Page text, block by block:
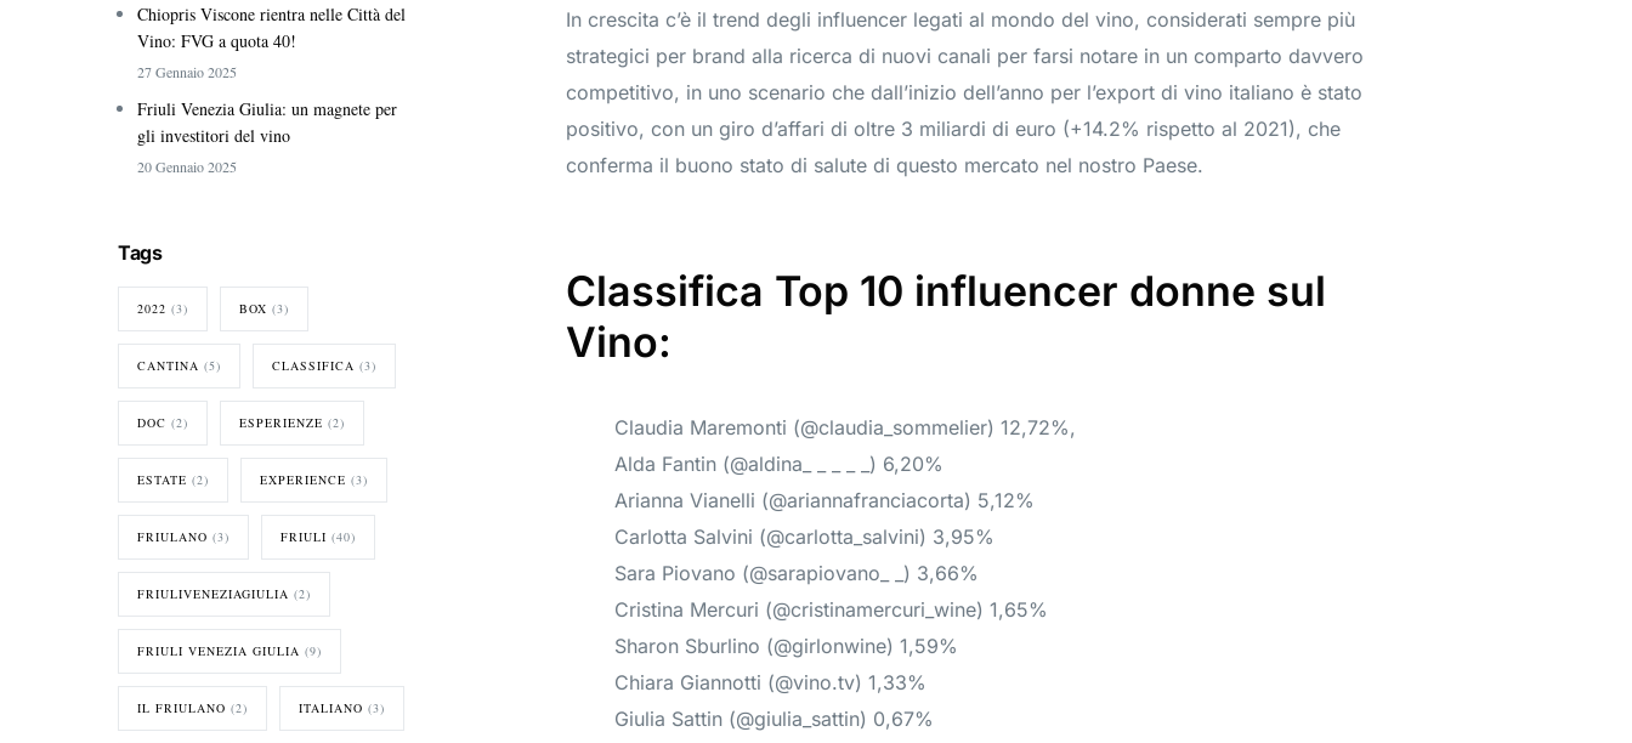
In crescita c’è il trend degli influencer legati al mondo del vino, considerati sempre più
strategici per brand alla ricerca di nuovi canali per farsi notare in un comparto davvero
competitivo, in uno scenario che dall’inizio dell’anno per l’export di vino italiano è stato
positivo, con un giro d’affari di oltre 3 miliardi di euro (+14.2% rispetto al 2021), che
conferma il buono stato di salute di questo mercato nel nostro Paese.
Classifica Top 10 influencer donne sul
Vino:
Claudia Maremonti (@claudia_sommelier) 12,72%,
Alda Fantin (@aldina_ _ _ _ _) 6,20%
Arianna Vianelli (@ariannafranciacorta) 5,12%
Carlotta Salvini (@carlotta_salvini) 3,95%
Sara Piovano (@sarapiovano_ _) 3,66%
Cristina Mercuri (@cristinamercuri_wine) 1,65%
Sharon Sburlino (@girlonwine) 1,59%
Chiara Giannotti (@vino.tv) 1,33%
Giulia Sattin (@giulia_sattin) 0,67%
Chiopris Viscone rientra nelle Città del
Vino: FVG a quota 40!
27 Gennaio 2025
Friuli Venezia Giulia: un magnete per
gli investitori del vino
20 Gennaio 2025
Tags
2022 (3) BOX (3)
CANTINA (5) CLASSIFICA (3)
DOC (2) ESPERIENZE (2)
ESTATE (2) EXPERIENCE (3)
FRIULANO (3) FRIULI (40)
FRIULIVENEZIAGIULIA (2)
FRIULI VENEZIA GIULIA (9)
IL FRIULANO (2) ITALIANO (3)